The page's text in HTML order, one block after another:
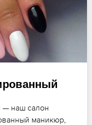
— наш салон
маникюр,